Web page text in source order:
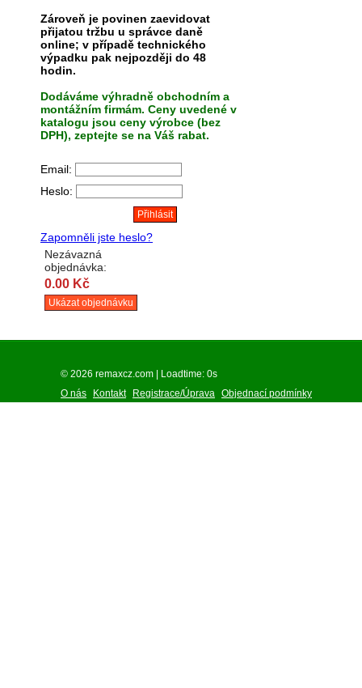
Zároveň je povinen zaevidovat
přijatou tržbu u správce daně
online; v případě technického
výpadku pak nejpozději do 48
hodin.
Dodáváme výhradně obchodním a
montážním firmám. Ceny uvedené v
katalogu jsou ceny výrobce (bez
DPH), zeptejte se na Váš rabat.
Email:
Heslo:
Zapomněli jste heslo?
Nezávazná
objednávka:
0.00 Kč
© 2026 remaxcz.com | Loadtime: 0s
O nás
Kontakt Registrace/Úprava Objednací podmínky